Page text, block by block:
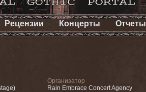
Рецензии Концерты Отчеты
Организатор
Rain Embrace Concert Agency